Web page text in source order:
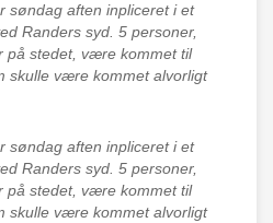
søndag aften inpliceret i et
Randers syd. 5 personer,
på stedet, være kommet til
skulle være kommet alvorligt
søndag aften inpliceret i et
Randers syd. 5 personer,
på stedet, være kommet til
skulle være kommet alvorligt